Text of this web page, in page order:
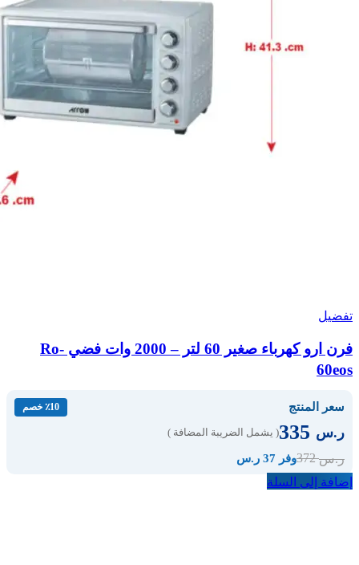
تفضيل
فرن ارو كهرباء صغير 60 لتر – 2000 وات فضي Ro-
60eos
سعر المنتج ٪10 خصم
ر.س ( يشمل الضريبة المضافة )
ر.س372 وفر 37 ر.س
إضافة إلى السلة